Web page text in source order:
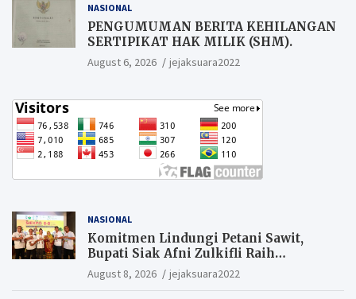
NASIONAL
PENGUMUMAN BERITA KEHILANGAN
SERTIPIKAT HAK MILIK (SHM).
August 6, 2026 jejaksuara2022
NASIONAL
Komitmen Lindungi Petani Sawit,
Bupati Siak Afni Zulkifli Raih
Penghargaan SIEXPO 2026
August 8, 2026 jejaksuara2022